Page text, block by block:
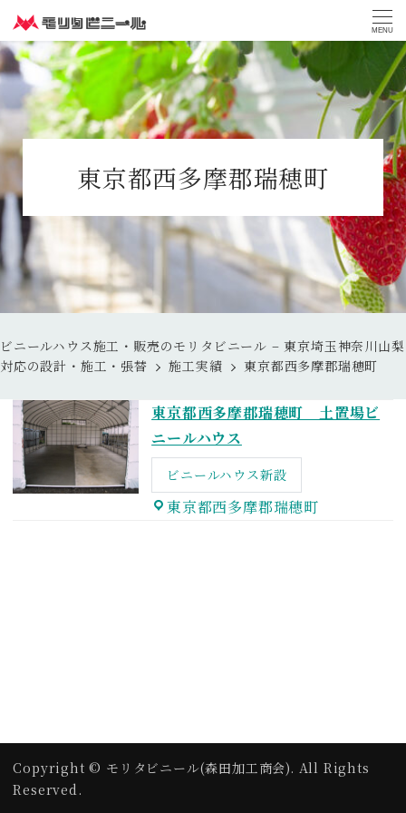
MENU
東京都西多摩郡瑞穂町
ビニールハウス施工・販売のモリタビニール – 東京埼玉神奈川山梨
対応の設計・施工・張替
施工実績 東京都西多摩郡瑞穂町
東京都西多摩郡瑞穂町 土置場ビ
ニールハウス
ビニールハウス新設
東京都西多摩郡瑞穂町
Copyright © モリタビニール(森田加工商会). All Rights
Reserved.